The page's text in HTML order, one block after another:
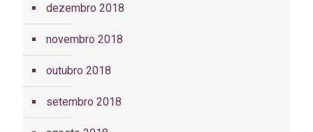
dezembro 2018
novembro 2018
outubro 2018
setembro 2018